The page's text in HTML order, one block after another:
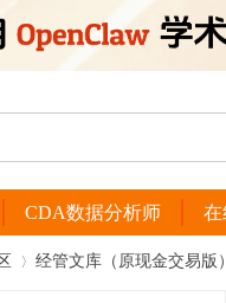
CDA数据分析师 在
经管文库（原现金交易版）